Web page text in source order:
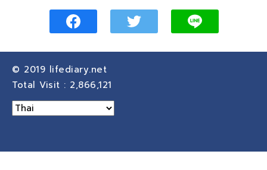
© 2019 lifediary.net
Total Visit : 2,866,121